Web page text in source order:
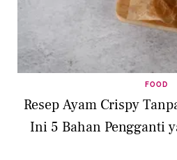
FOOD
Resep Ayam Crispy
Ini 5 Bahan Pengganti